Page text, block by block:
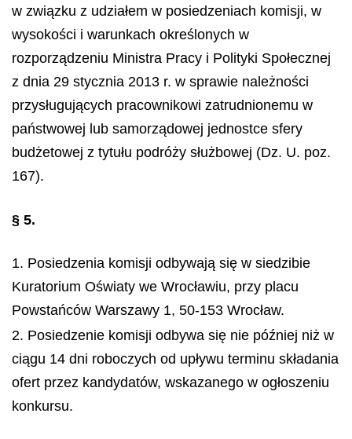
w związku z udziałem w posiedzeniach komisji, w
wysokości i warunkach określonych w
rozporządzeniu Ministra Pracy i Polityki Społecznej
z dnia 29 stycznia 2013 r. w sprawie należności
przysługujących pracownikowi zatrudnionemu w
państwowej lub samorządowej jednostce sfery
budżetowej z tytułu podróży służbowej (Dz. U. poz.
167).
§ 5.
1. Posiedzenia komisji odbywają się w siedzibie
Kuratorium Oświaty we Wrocławiu, przy placu
Powstańców Warszawy 1, 50-153 Wrocław.
2. Posiedzenie komisji odbywa się nie później niż w
ciągu 14 dni roboczych od upływu terminu składania
ofert przez kandydatów, wskazanego w ogłoszeniu
konkursu.